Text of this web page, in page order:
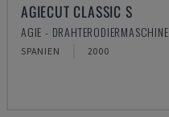
AGIECUT CLASSIC S
AGIE - DRAHTERODIERMASCHINE
SPANIEN 2000